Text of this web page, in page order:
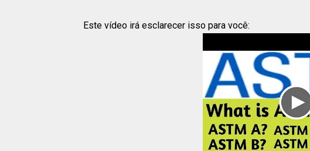
Este vídeo irá esclarecer isso para você: